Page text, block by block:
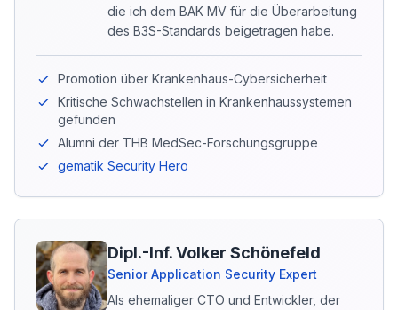
die ich dem BAK MV für die Überarbeitung
des B3S-Standards beigetragen habe.
Promotion über Krankenhaus-Cybersicherheit
Kritische Schwachstellen in Krankenhaussystemen
gefunden
Alumni der THB MedSec-Forschungsgruppe
gematik Security Hero
Dipl.-Inf. Volker Schönefeld
Senior Application Security Expert
Als ehemaliger CTO und Entwickler, der